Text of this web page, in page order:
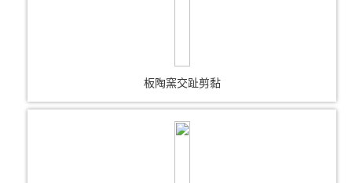
板陶窯交趾剪黏